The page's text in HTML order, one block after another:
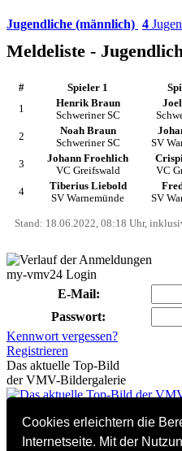
Cookies erleichtern die
Internetseite. Mit der
Jugendliche (männlich) 4
Meldeliste -
# Spieler 1
1
Henrik Braun
Schweriner SC
2
Noah Braun
Schweriner SC
SV
3
Johann Froehlich
VC Greifswald
VC
4
Tiberius Liebold
SV Warnemünde
SV
Stand: 18.06.2022, 08:18 Uhr,
my-vmv24 Login
E-Mail:
Passwort:
Kennwort vergessen?
Registrieren
Das aktuelle Top-Bild
der VMV-Bildergalerie
(davon 0 registriert)
Hitliste linkender Websites